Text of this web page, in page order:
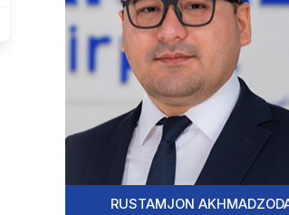
RUSTAMJON